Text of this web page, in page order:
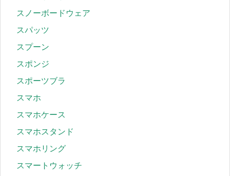
スノーボードウェア
スパッツ
スプーン
スポンジ
スポーツブラ
スマホ
スマホケース
スマホスタンド
スマホリング
スマートウォッチ